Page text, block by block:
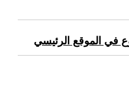
في الموقع الرئيسي